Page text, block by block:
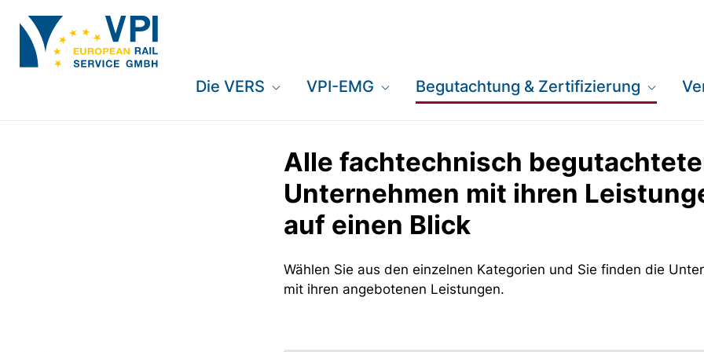
Die VERS VPI-EMG Begutachtung & Zertifizierung
Alle fachtechnisch
Unternehmen mit ihren
auf einen Blick
Wählen Sie aus den einzelnen Kategorien und Sie finden die
mit ihren angebotenen Leistungen.